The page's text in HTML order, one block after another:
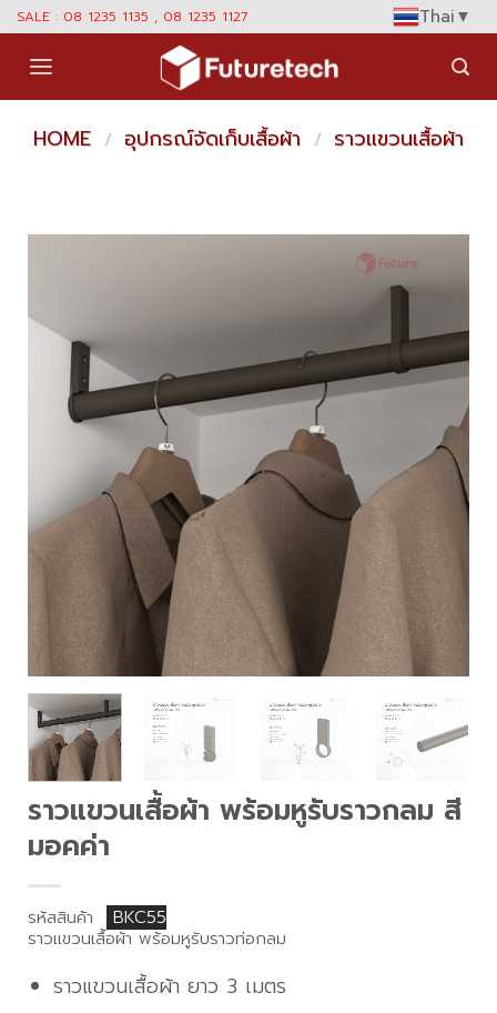
Skip
content
SALE : 08 1235 1135 , 08 1235 1127 Thai▼
HOME / อุปกรณ์จัดเก็บเสื้อผ้า / ราวแขวนเสื้อผ้า
ราวแขวนเสื้อผ้า พร้อมหูรับราวกลม สี
มอคค่า
รหัสสินค้า
BKC55
ราวแขวนเสื้อผ้า พร้อมหูรับราวท่อกลม
ราวแขวนเสื้อผ้า ยาว 3 เมตร